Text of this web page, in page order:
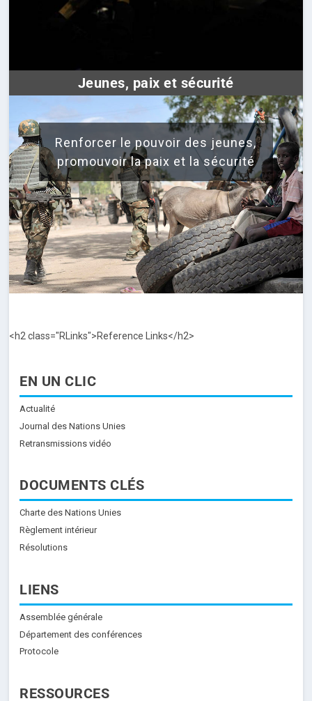
Jeunes, paix et sécurité
Renforcer le pouvoir des jeunes,
promouvoir la paix et la sécurité
<h2 class="RLinks">Reference Links</h2>
EN UN CLIC
Actualité
Journal des Nations Unies
Retransmissions vidéo
DOCUMENTS CLÉS
Charte des Nations Unies
Règlement intérieur
Résolutions
LIENS
Assemblée générale
Département des conférences
Protocole
RESSOURCES